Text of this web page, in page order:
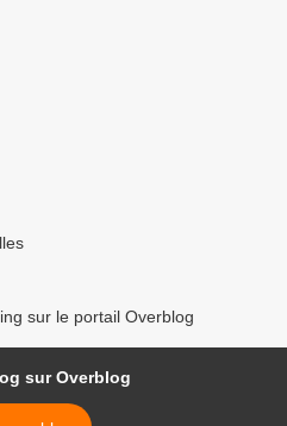
sur le portail Overblog
sur Overblog